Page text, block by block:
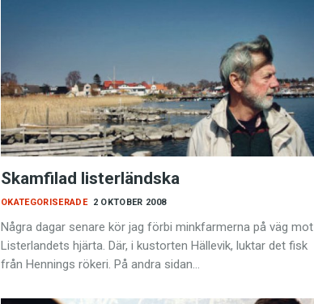
Skamfilad listerländska
2 OKTOBER 2008
OKATEGORISERADE
Några dagar senare kör jag förbi minkfarmerna på väg mot
Listerlandets hjärta. Där, i kust­orten Hällevik, luktar det fisk
från Hennings rökeri. På andra sidan…